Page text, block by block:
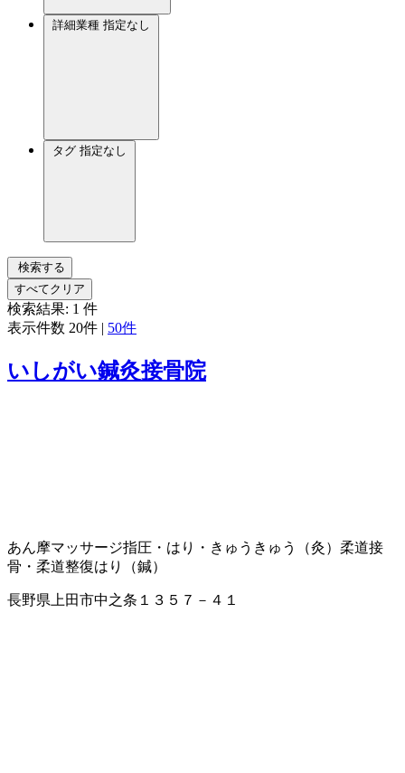
詳細業種 指定なし
タグ 指定なし
検索する
すべてクリア
検索結果: 1 件
表示件数 20件 | 50件
いしがい鍼灸接骨院
あん摩マッサージ指圧・はり・きゅう きゅう（灸） 柔道接
骨・柔道整復はり（鍼）
長野県上田市中之条１３５７－４１